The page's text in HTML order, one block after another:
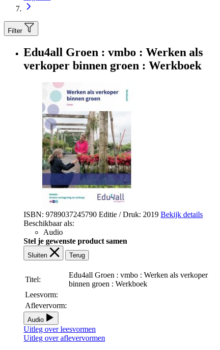
Filter
Edu4all Groen : vmbo : Werken als
verkoper binnen groen : Werkboek
ISBN: 9789037245790 Editie / Druk: 2019 Bekijk details
Beschikbaar als:
Audio
Stel je gewenste product samen
Sluiten Terug
Titel:
Edu4all Groen : vmbo : Werken als verkoper
binnen groen : Werkboek
Leesvorm:
Aflevervorm:
Audio
Uitleg over leesvormen
Uitleg over aflevervormen